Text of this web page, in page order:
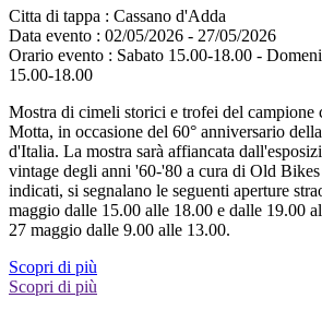
Citta di tappa : Cassano d'Adda
Data evento : 02/05/2026 - 27/05/2026
Orario evento : Sabato 15.00-18.00 -
15.00-18.00
Mostra di cimeli storici e trofei del campione
Motta, in occasione del 60° anniversario
d'Italia. La mostra sarà affiancata
vintage degli anni '60-'80 a cura di Old
indicati, si segnalano le seguenti aperture
maggio dalle 15.00 alle 18.00 e dalle 19.00
27 maggio dalle 9.00 alle 13.00.
Scopri di più
Scopri di più